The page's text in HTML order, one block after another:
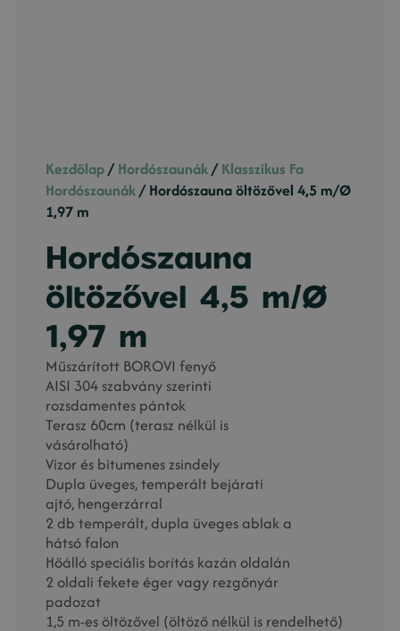
Kezdőlap/Hordószaunák/Klasszikus Fa
Hordószaunák/ Hordószauna öltözővel 4,5 m/Ø
1,97 m
Hordószauna
öltözővel 4,5 m/Ø
1,97 m
Műszárított BOROVI fenyő
AISI 304 szabvány szerinti
rozsdamentes pántok
Terasz 60cm (terasz nélkül is
vásárolható)
Vizor és bitumenes zsindely
Dupla üveges, temperált bejárati
ajtó, hengerzárral
2 db temperált, dupla üveges ablak a
hátsó falon
Hőálló speciális borítás kazán oldalán
2 oldali fekete éger vagy rezgőnyár
padozat
1,5 m-es öltözővel (öltöző nélkül is rendelhető)